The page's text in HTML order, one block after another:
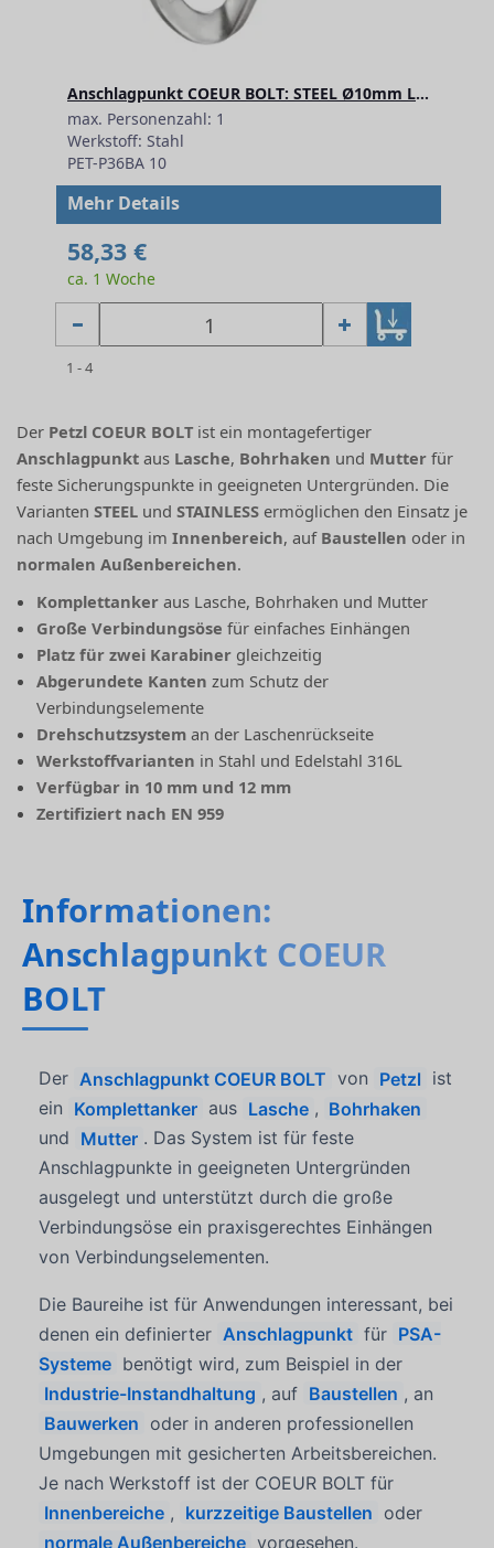
Anschlagpunkt COEUR BOLT: STEEL Ø10mm L=85mm
max. Personenzahl: 1
Werkstoff: Stahl
PET-P36BA 10
Mehr Details
58,33 €
ca. 1 Woche
1 - 4
Der Petzl COEUR BOLT ist ein montagefertiger
Anschlagpunkt aus Lasche, Bohrhaken und Mutter für
feste Sicherungspunkte in geeigneten Untergründen. Die
VariantenSTEEL undSTAINLESS ermöglichen den Einsatz je
nach Umgebung imInnenbereich, auf Baustellen oder in
normalen Außenbereichen.
Komplettanker aus Lasche, Bohrhaken und Mutter
Große Verbindungsöse für einfaches Einhängen
Platz für zwei Karabiner gleichzeitig
Abgerundete Kanten zum Schutz der
Verbindungselemente
Drehschutzsystem an der Laschenrückseite
Werkstoffvarianten in Stahl und Edelstahl 316L
Verfügbar in 10 mm und 12 mm
Zertifiziert nach EN 959
Informationen:
Anschlagpunkt COEUR
BOLT
Der Anschlagpunkt COEUR BOLT von Petzl ist
ein Komplettanker aus Lasche , Bohrhaken
und Mutter . Das System ist für feste
Anschlagpunkte in geeigneten Untergründen
ausgelegt und unterstützt durch die große
Verbindungsöse ein praxisgerechtes Einhängen
von Verbindungselementen.
Die Baureihe ist für Anwendungen interessant, bei
denen ein definierter Anschlagpunkt für PSA-
Systeme benötigt wird, zum Beispiel in der
Industrie-Instandhaltung , auf Baustellen , an
Bauwerken oder in anderen professionellen
Umgebungen mit gesicherten Arbeitsbereichen.
Je nach Werkstoff ist der COEUR BOLT für
Innenbereiche , kurzzeitige Baustellen oder
normale Außenbereiche vorgesehen.